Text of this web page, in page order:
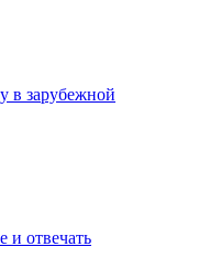
в зарубежной
и отвечать